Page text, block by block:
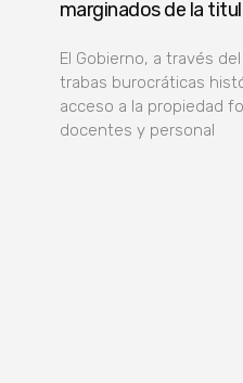
marginados de la
El Gobierno, a través
trabas burocráticas
acceso a la propiedad
docentes y personal